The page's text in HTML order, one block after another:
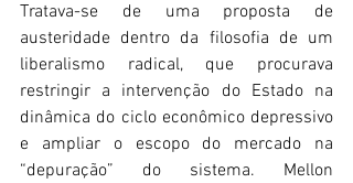
Tratava-se de uma proposta de
austeridade dentro da filosofia de um
liberalismo radical, que procurava
restringir a intervenção do Estado na
dinâmica do ciclo econômico depressivo
e ampliar o escopo do mercado na
“depuração” do sistema. Mellon